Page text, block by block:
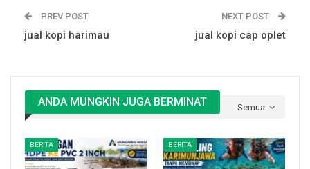
PREV POST
jual kopi harimau
NEXT POST
jual kopi cap oplet
Semua
ANDA MUNGKIN JUGA BERMINAT
BERITA BERITA